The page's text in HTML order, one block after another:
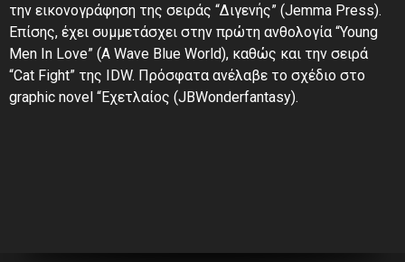
την εικονογράφηση της σειράς “Διγενής” (Jemma Press).
Επίσης, έχει συμμετάσχει στην πρώτη ανθολογία “Young
Men In Love” (A Wave Blue World), καθώς και την σειρά
“Cat Fight” της IDW. Πρόσφατα ανέλαβε το σχέδιο στο
graphic novel “Εχετλαίος (JBWonderfantasy).